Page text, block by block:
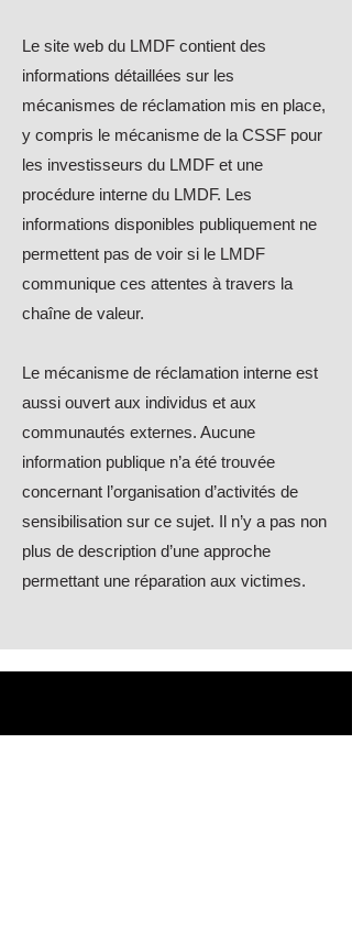
Le site web du LMDF contient des
informations détaillées sur les
mécanismes de réclamation mis en place,
y compris le mécanisme de la CSSF pour
les investisseurs du LMDF et une
procédure interne du LMDF. Les
informations disponibles publiquement ne
permettent pas de voir si le LMDF
communique ces attentes à travers la
chaîne de valeur.
Le mécanisme de réclamation interne est
aussi ouvert aux individus et aux
communautés externes. Aucune
information publique n’a été trouvée
concernant l’organisation d’activités de
sensibilisation sur ce sujet. Il n’y a pas non
plus de description d’une approche
permettant une réparation aux victimes.